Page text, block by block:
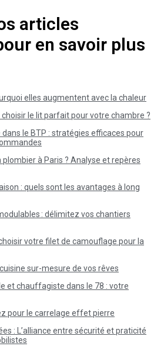
articles
en savoir plus
elles augmentent avec la chaleur
choisir le lit parfait pour votre chambre ?
le BTP : stratégies efficaces pour
plombier à Paris ? Analyse et repères
: quels sont les avantages à long
: délimitez vos chantiers
votre filet de camouflage pour la
sur-mesure de vos rêves
et chauffagiste dans le 78 : votre
pour le carrelage effet pierre
: L’alliance entre sécurité et praticité